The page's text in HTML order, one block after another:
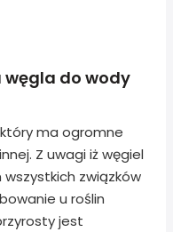
węgla do wody
ma ogromne
Z uwagi iż węgiel
związków
u roślin
jest